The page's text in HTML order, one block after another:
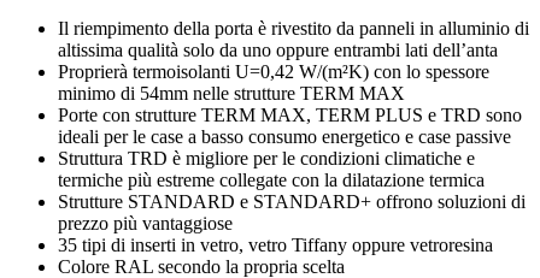
Il riempimento della porta è rivestito da panneli in alluminio di
altissima qualità solo da uno oppure entrambi lati dell’anta
Proprierà termoisolanti U=0,42 W/(m²K) con lo spessore
minimo di 54mm nelle strutture TERM MAX
Porte con strutture TERM MAX, TERM PLUS e TRD sono
ideali per le case a basso consumo energetico e case passive
Struttura TRD è migliore per le condizioni climatiche e
termiche più estreme collegate con la dilatazione termica
Strutture STANDARD e STANDARD+ offrono soluzioni di
prezzo più vantaggiose
35 tipi di inserti in vetro, vetro Tiffany oppure vetroresina
Colore RAL secondo la propria scelta